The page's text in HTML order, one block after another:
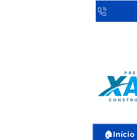
🏠Início